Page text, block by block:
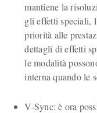
mantiene la
gli effetti speciali,
priorità alle
dettagli di effetti
le modalità
interna quando le
V-Sync: è ora